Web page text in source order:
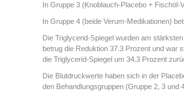
In Gruppe 3 (Knoblauch-Placebo +
In Gruppe 4 (beide Verum-Medikationen)
Die Triglycerid-Spiegel wurden am
betrug die Reduktion 37.3 Prozent und war
die Triglycerid-Spiegel um 34.3 Prozent
Die Blutdruckwerte haben sich in der
den Behandlungsgruppen (Gruppe 2, 3